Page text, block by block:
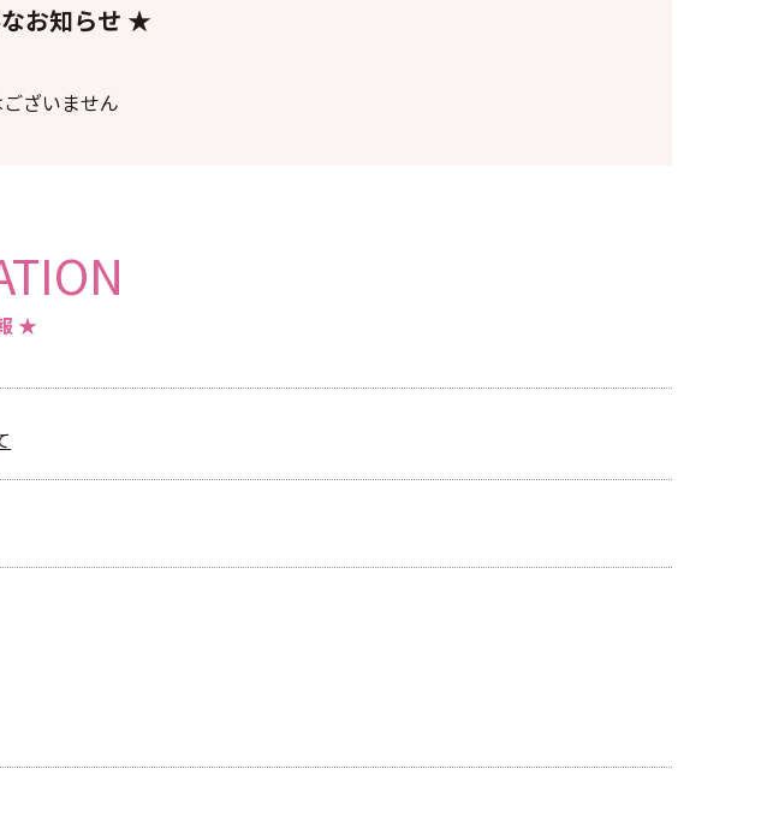
お知らせ ★
ざいません
★